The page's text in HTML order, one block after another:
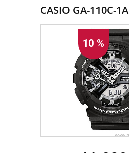
CASIO GA-110C-1A
10 %